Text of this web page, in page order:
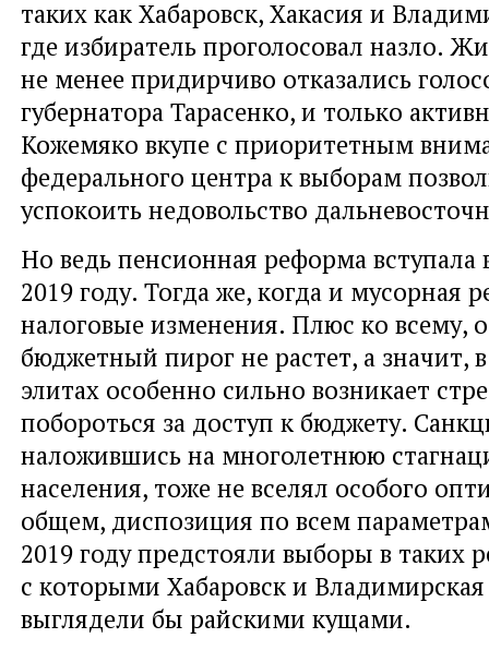
таких как Хабаровск, Хакасия и
где избиратель проголосовал назло.
не менее придирчиво отказались
губернатора Тарасенко, и только
Кожемяко вкупе с приоритетным
федерального центра к выборам
успокоить недовольство
Но ведь пенсионная реформа вступала
2019 году. Тогда же, когда и мусорная
налоговые изменения. Плюс ко всему,
бюджетный пирог не растет, а значит,
элитах особенно сильно возникает
побороться за доступ к бюджету.
наложившись на многолетнюю
населения, тоже не вселял особого
общем, диспозиция по всем
2019 году предстояли выборы в таких
с которыми Хабаровск и Владимирская
выглядели бы райскими кущами.